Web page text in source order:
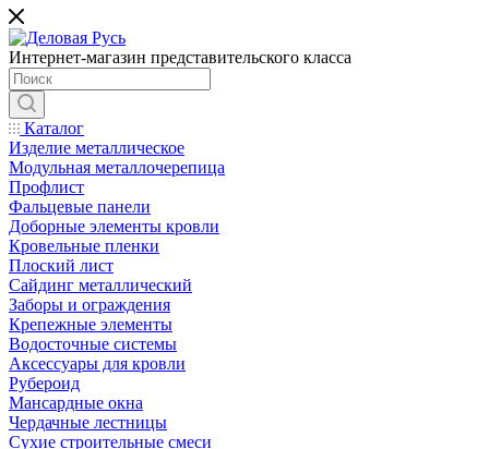
Интернет-магазин представительского класса
Каталог
Изделие металлическое
Модульная металлочерепица
Профлист
Фальцевые панели
Доборные элементы кровли
Кровельные пленки
Плоский лист
Сайдинг металлический
Заборы и ограждения
Крепежные элементы
Водосточные системы
Аксессуары для кровли
Рубероид
Мансардные окна
Чердачные лестницы
Сухие строительные смеси